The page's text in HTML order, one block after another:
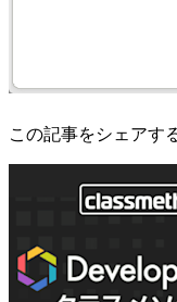
この記事をシェアす